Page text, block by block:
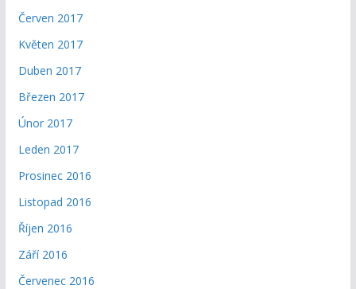
Červen 2017
Květen 2017
Duben 2017
Březen 2017
Únor 2017
Leden 2017
Prosinec 2016
Listopad 2016
Říjen 2016
Září 2016
Červenec 2016